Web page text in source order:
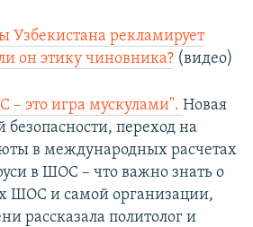
Узбекистана рекламирует
он этику чиновника? (видео)
это игра мускулами". Новая
безопасности, переход на
в международных расчетах
в ШОС – что важно знать о
ШОС и самой организации,
рассказала политолог и